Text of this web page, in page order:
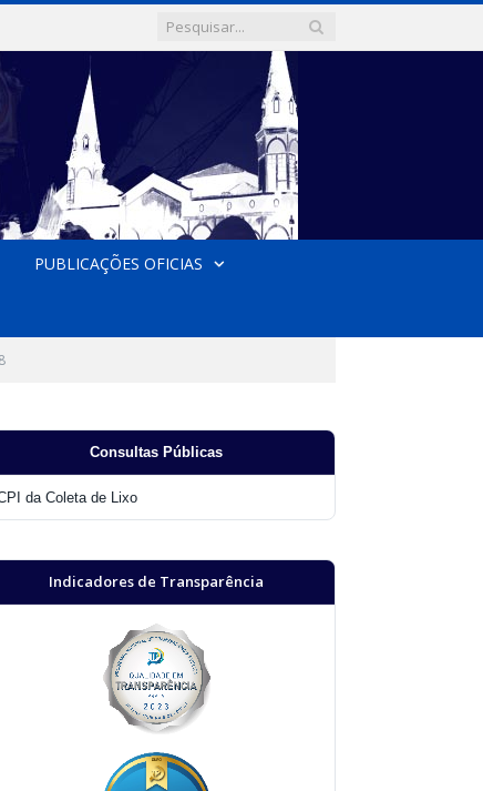
PUBLICAÇÕES OFICIAS
Consultas Públicas
da Coleta de Lixo
Indicadores de Transparência